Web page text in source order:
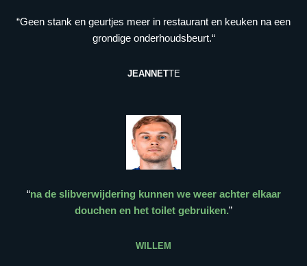
“Geen stank en geurtjes meer in restaurant en keuken na een
grondige onderhoudsbeurt.“
JEANNETTE
“na de slibverwijdering kunnen we weer achter elkaar
douchen en het toilet gebruiken.”
WILLEM